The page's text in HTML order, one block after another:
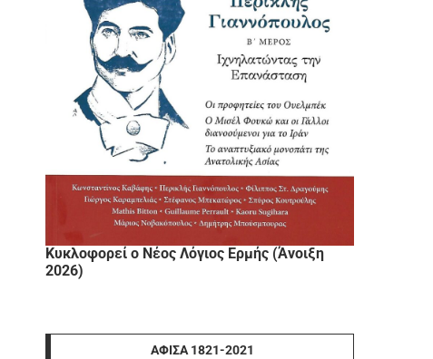
Κυκλοφορεί ο Νέος Λόγιος Ερμής (Άνοιξη
2026)
ΑΦΊΣΑ 1821-2021